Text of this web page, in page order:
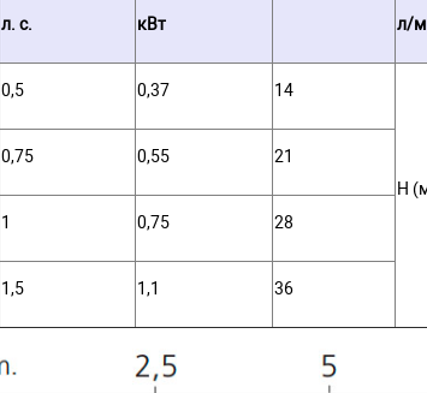
л. с. кВт л/
0,5 0,37 14
Н
0,75 0,55 21
1 0,75 28
1,5 1,1 36